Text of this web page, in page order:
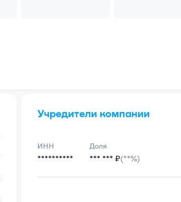
Учредители компании
ИНН
**********
Доля
*** *** ₽(**%)